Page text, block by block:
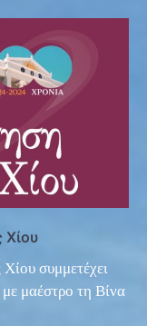
συμμετέχει
μαέστρο τη Βίνα